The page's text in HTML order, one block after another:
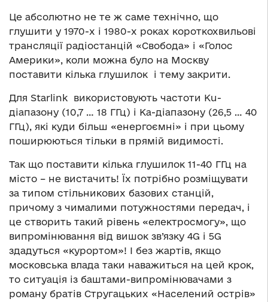
Це абсолютно не те ж саме технічно, що
глушити у 1970-х і 1980-х роках короткохвильові
трансляції радіостанцій «Свобода» і «Голос
Америки», коли можна було на Москву
поставити кілька глушилок і тему закрити.
Для Starlink використовують частоти Ku-
діапазону (10,7 … 18 ГГц) і Ka-діапазону (26,5 … 40
ГГц), які куди більш «енергоємні» і при цьому
поширюються тільки в прямій видимості.
Так що поставити кілька глушилок 11-40 ГГц на
місто – не вистачить! Їх потрібно розміщувати
за типом стільникових базових станцій,
причому з чималими потужностями передач, і
це створить такий рівень «електросмогу», що
випромінювання від вишок зв’язку 4G і 5G
здадуться «курортом»! І без жартів, якщо
московська влада таки наважиться на цей крок,
то ситуація із баштами-випромінювачами з
роману братів Стругацьких «Населений острів»